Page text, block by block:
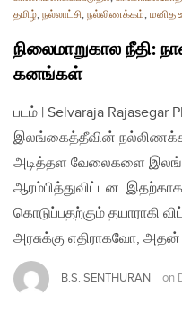
தமிழ், நல்லாட்சி, நல்லிணக்கம், மனித
நிலைமாறுகால
கனங்கள்
படம் | Selvaraja Rajasegar
இலங்கைத்தீவின்
அடித்தள வேலைகளை
ஆரம்பித்துவிட்டன.
கொடுப்பதற்கும் தயாராகி
அரசுக்கு எதிராகவோ,
B.S. SENTHURAN on